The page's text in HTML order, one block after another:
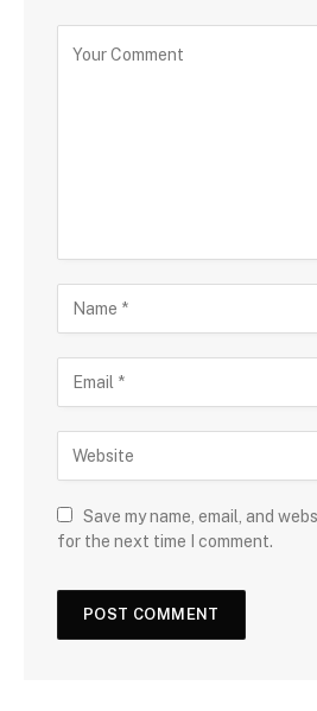
Save my name, email, and
for the next time I comment.